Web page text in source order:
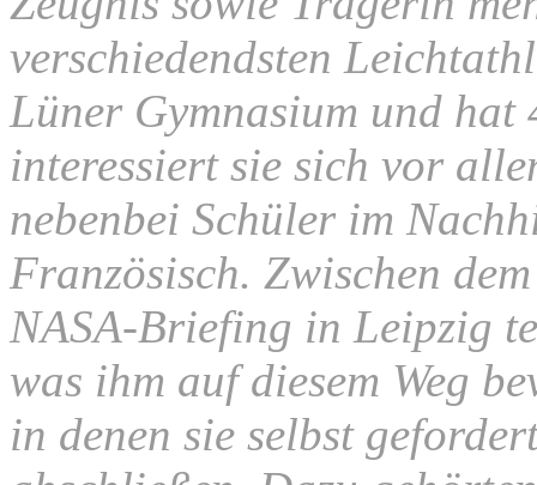
verschiedendsten
Lüner Gymnasium und hat
interessiert sie sich vor
nebenbei Schüler im
Französisch. Zwischen
NASA-Briefing in Leipzig
was ihm auf diesem Weg
in denen sie selbst